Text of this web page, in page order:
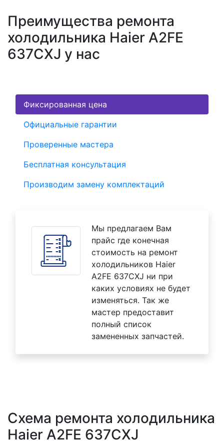
Преимущества ремонта
холодильника Haier A2FE
637CXJ у нас
Фиксированная цена
Официальные гарантии
Проверенные мастера
Бесплатная консультация
Производим замену комплектаций
Мы предлагаем Вам
прайс где конечная
стоимость на ремонт
холодильников Haier
A2FE 637CXJ ни при
каких условиях не будет
изменяться. Так же
мастер предоставит
полный список
замененных запчастей.
Схема ремонта холодильника
Haier A2FE 637CXJ